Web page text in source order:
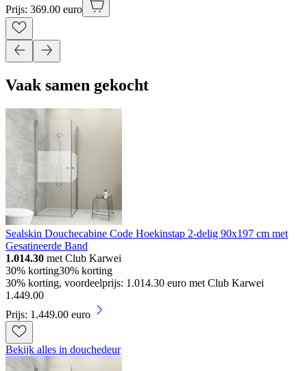
Prijs: 369.00 euro
Vaak samen gekocht
Sealskin Douchecabine Code Hoekinstap 2-delig 90x197 cm met
Gesatineerde Band
1.014.30 met Club Karwei
30% korting30% korting
30% korting, voordeelprijs: 1.014.30 euro met Club Karwei
1 .449.00
Prijs: 1.449.00 euro
Bekijk alles in douchedeur